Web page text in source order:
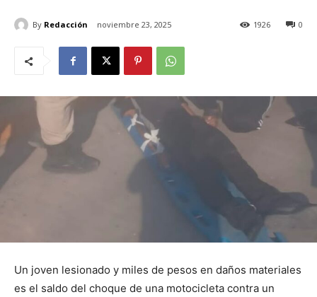
By Redacción noviembre 23, 2025 0
1926
Un joven lesionado y miles de pesos en daños materiales
es el saldo del choque de una motocicleta contra un